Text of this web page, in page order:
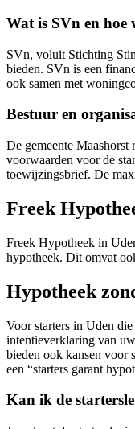
Wat is SVn en hoe
SVn, voluit Stichting
bieden. SVn is een
ook samen met
Bestuur en
De gemeente Maashorst
voorwaarden voor de
toewijzingsbrief. De
Freek
Freek Hypotheek in
hypotheek. Dit omvat
Hypotheek
Voor starters in Uden
intentieverklaring van
bieden ook kansen voor
een “starters garant
Kan ik de